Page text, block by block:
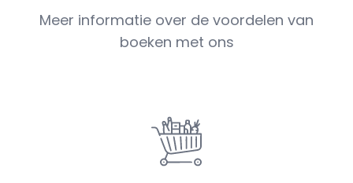
Meer informatie over de voordelen van
boeken met ons